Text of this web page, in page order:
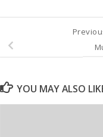
YOU MAY ALSO